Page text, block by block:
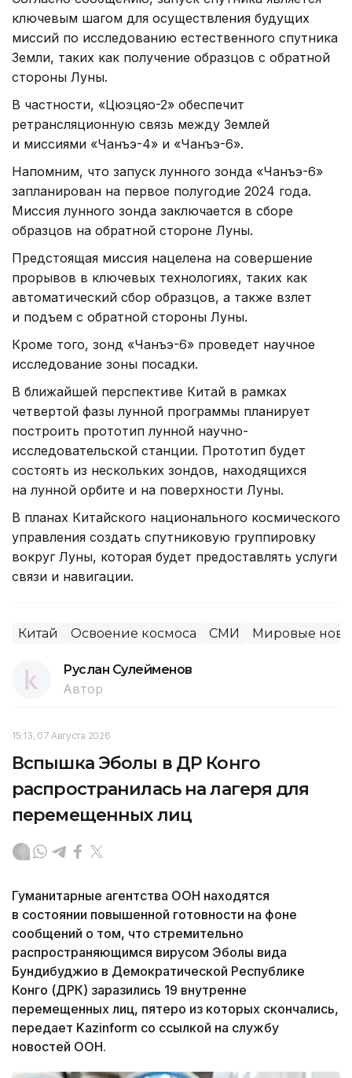
ключевым шагом для осуществления будущих
миссий по исследованию естественного спутника
Земли, таких как получение образцов с обратной
стороны Луны.
В частности, «Цюэцяо-2» обеспечит
ретрансляционную связь между Землей
и миссиями «Чанъэ-4» и «Чанъэ-6».
Напомним, что запуск лунного зонда «Чанъэ-6»
запланирован на первое полугодие 2024 года.
Миссия лунного зонда заключается в сборе
образцов на обратной стороне Луны.
Предстоящая миссия нацелена на совершение
прорывов в ключевых технологиях, таких как
автоматический сбор образцов, а также взлет
и подъем с обратной стороны Луны.
Кроме того, зонд «Чанъэ-6» проведет научное
исследование зоны посадки.
В ближайшей перспективе Китай в рамках
четвертой фазы лунной программы планирует
построить прототип лунной научно-
исследовательской станции. Прототип будет
состоять из нескольких зондов, находящихся
на лунной орбите и на поверхности Луны.
В планах Китайского национального космического
управления создать спутниковую группировку
вокруг Луны, которая будет предоставлять услуги
связи и навигации.
Китай Освоение космоса СМИ Мировые
Руслан Сулейменов
Автор
15:13, 07 Августа 2026
Вспышка Эболы в ДР Конго
распространилась на лагеря для
перемещенных лиц
Гуманитарные агентства ООН находятся
в состоянии повышенной готовности на фоне
сообщений о том, что стремительно
распространяющимся вирусом Эболы вида
Бундибуджио в Демократической Республике
Конго (ДРК) заразились 19 внутренне
перемещенных лиц, пятеро из которых скончались,
передает Kazinform со ссылкой на службу
новостей ООН.